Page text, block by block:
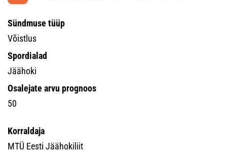
Sündmuse tüüp
Võistlus
Spordialad
Jäähoki
Osalejate arvu prognoos
50
Korraldaja
MTÜ Eesti Jäähokiliit